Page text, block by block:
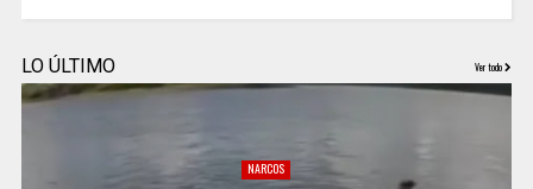
LO ÚLTIMO Ver todo
NARCOS